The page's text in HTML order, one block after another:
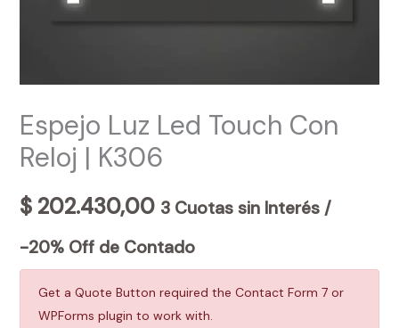
Espejo Luz Led Touch Con
Reloj | K306
$202.430,00 3 Cuotas sin Interés /
-20% Off de Contado
Get a Quote Button required the Contact Form 7 or
WPForms plugin to work with.